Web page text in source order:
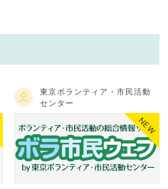
東京ボランティア・市民活動
センター
NEW